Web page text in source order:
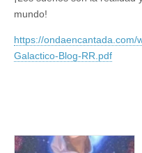
mundo!
https://ondaencantada.com/
Galactico-Blog-RR.pdf